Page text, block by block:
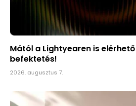
Mától a Lightyearen is
befektetés!
2026. augusztus 7.